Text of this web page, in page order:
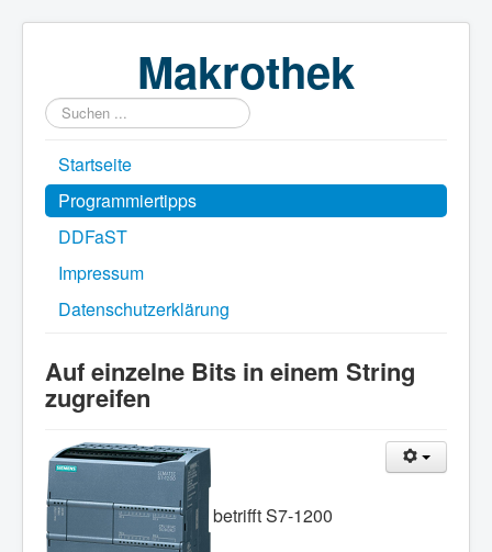
Makrothek
Suchen
...
Startseite
Programmiertipps
DDFaST
Impressum
Datenschutzerklärung
Auf einzelne Bits in einem String
zugreifen
betrifft S7-1200